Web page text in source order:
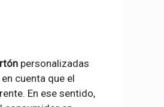
personalizadas
cuenta que el
En ese sentido,